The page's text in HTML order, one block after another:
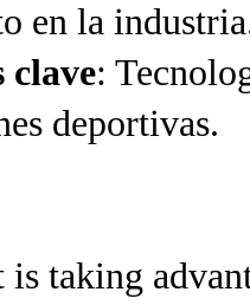
en la
:
deportivas.
taking